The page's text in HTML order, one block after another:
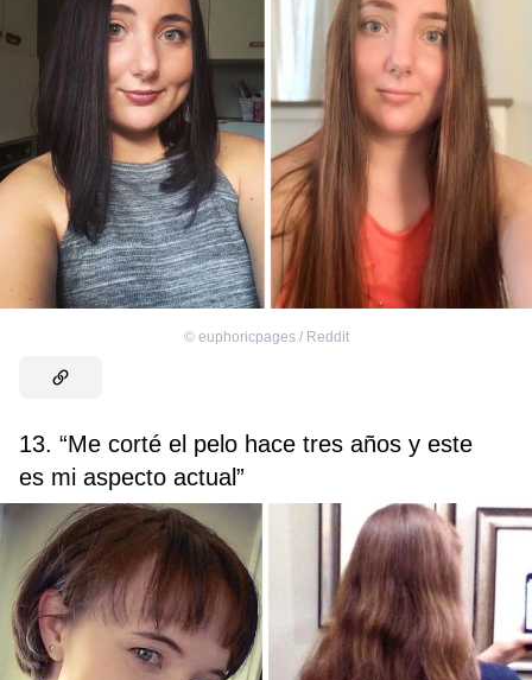
© euphoricpages / Reddit
13. “Me corté el pelo hace tres años y este
es mi aspecto actual”